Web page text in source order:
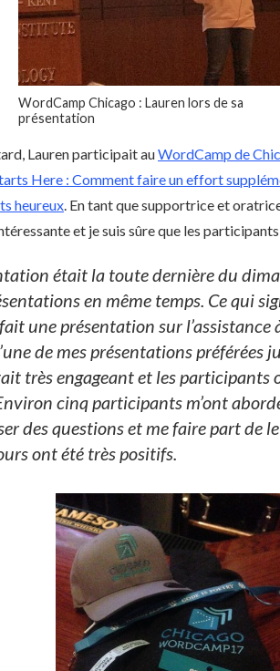
WordCamp Chicago : Lauren lors de sa
présentation
Lauren participait auWordCamp de
Here : Comment faire un effort
heureux. En tant que supportrice et
et je suis sûre que les
était la toute dernière du
en même temps. Ce qui
une présentation sur l’assistance
de mes présentations préférées
très engageant et les participants
cinq participants m’ont
des questions et me faire part de
ont été très positifs.